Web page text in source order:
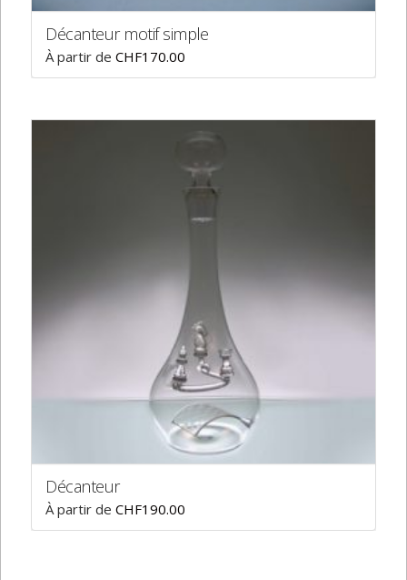
Décanteur motif simple
À partir deCHF170.00
Décanteur
À partir deCHF190.00